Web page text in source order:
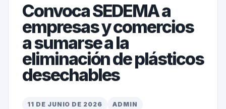
Convoca SEDEMA a
empresas y comercios
a sumarse a la
eliminación de plásticos
desechables
11 DE JUNIO DE 2026
ADMIN